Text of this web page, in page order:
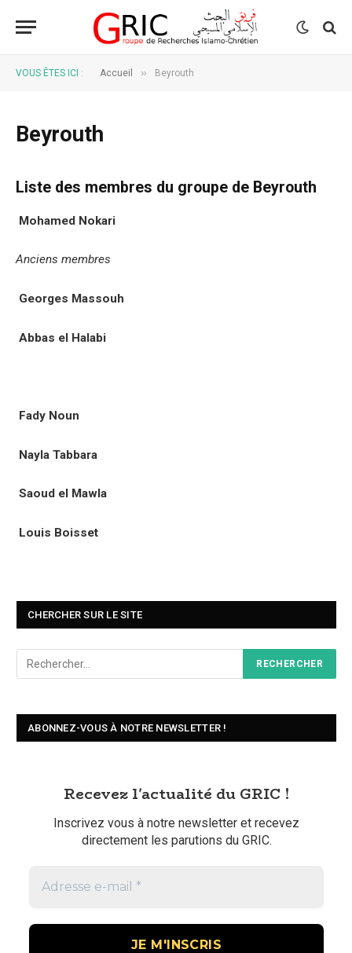
VOUS ÊTES ICI : Accueil » Beyrouth
Beyrouth
Liste des membres du groupe de Beyrouth
Mohamed Nokari
Anciens membres
Georges Massouh
Abbas el Halabi
Fady Noun
Nayla Tabbara
Saoud el Mawla
Louis Boisset
CHERCHER SUR LE SITE
ABONNEZ-VOUS À NOTRE NEWSLETTER !
Recevez l'actualité du GRIC !
Inscrivez vous à notre newsletter et recevez
directement les parutions du GRIC.